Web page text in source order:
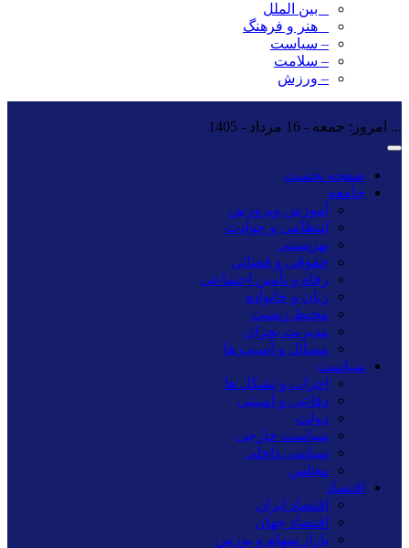
_ بین الملل
_ هنر و فرهنگ
– سیاست
– سلامت
– ورزش
... امروز: جمعه - 16 مرداد - 1405
صفحه نخست
جامعه
آموزش وپرورش
انتظامی و حوادث
بهزیستی
حقوقی و قضائی
رفاه و تأمین اجتماعی
زنان و خانواده
محیط زیست
مدیریت بحران
مسائل و آسیب ها
سیاست
احزاب و تشکل ها
دفاعی و امنیتی
دولت
سیاست خارجی
سیاسی داخلی
مجلس
اقتصاد
اقتصاد ایران
اقتصاد جهان
بازار سهام و بورس